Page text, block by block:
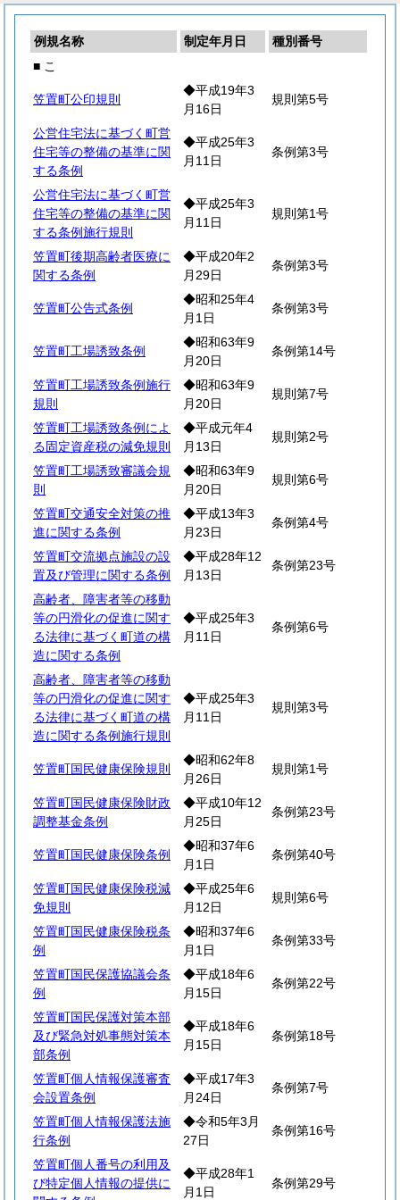
例規名称 制定年月日
種別番号
■ こ
笠置町公印規則
◆平成19年3
月16日
規則第5号
公営住宅法に基づく町営
住宅等の整備の基準に関
する条例
◆平成25年3
月11日
条例第3号
公営住宅法に基づく町営
住宅等の整備の基準に関
する条例施行規則
◆平成25年3
月11日
規則第1号
笠置町後期高齢者医療に
関する条例
◆平成20年2
月29日
条例第3号
笠置町公告式条例
◆昭和25年4
月1日
条例第3号
笠置町工場誘致条例
◆昭和63年9
月20日
条例第14号
笠置町工場誘致条例施行
規則
◆昭和63年9
月20日
規則第7号
笠置町工場誘致条例によ
る固定資産税の減免規則
◆平成元年4
月13日
規則第2号
笠置町工場誘致審議会規
則
◆昭和63年9
月20日
規則第6号
笠置町交通安全対策の推
進に関する条例
◆平成13年3
月23日
条例第4号
笠置町交流拠点施設の設
置及び管理に関する条例
◆平成28年12
月13日
条例第23号
高齢者、障害者等の移動
等の円滑化の促進に関す
る法律に基づく町道の構
造に関する条例
◆平成25年3
月11日
条例第6号
高齢者、障害者等の移動
等の円滑化の促進に関す
る法律に基づく町道の構
造に関する条例施行規則
◆平成25年3
月11日
規則第3号
笠置町国民健康保険規則
◆昭和62年8
月26日
規則第1号
笠置町国民健康保険財政
調整基金条例
◆平成10年12
月25日
条例第23号
笠置町国民健康保険条例
◆昭和37年6
月1日
条例第40号
笠置町国民健康保険税減
免規則
◆平成25年6
月12日
規則第6号
笠置町国民健康保険税条
例
◆昭和37年6
月1日
条例第33号
笠置町国民保護協議会条
例
◆平成18年6
月15日
条例第22号
笠置町国民保護対策本部
及び緊急対処事態対策本
部条例
◆平成18年6
月15日
条例第18号
笠置町個人情報保護審査
会設置条例
◆平成17年3
月24日
条例第7号
笠置町個人情報保護法施
行条例
◆令和5年3月
27日
条例第16号
笠置町個人番号の利用及
び特定個人情報の提供に
◆平成28年1
月1日
条例第29号